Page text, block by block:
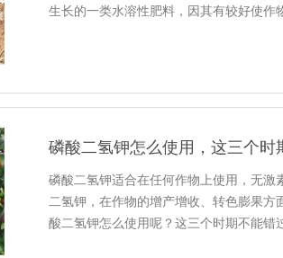
生长的一类水溶性肥料，因其有较好使作
磷酸二氢钾怎么使用，这三个时
磷酸二氢钾适合在任何作物上使用，无
二氢钾，在作物的增产增收、转色膨果方
酸二氢钾怎么使用呢？这三个时期不能错